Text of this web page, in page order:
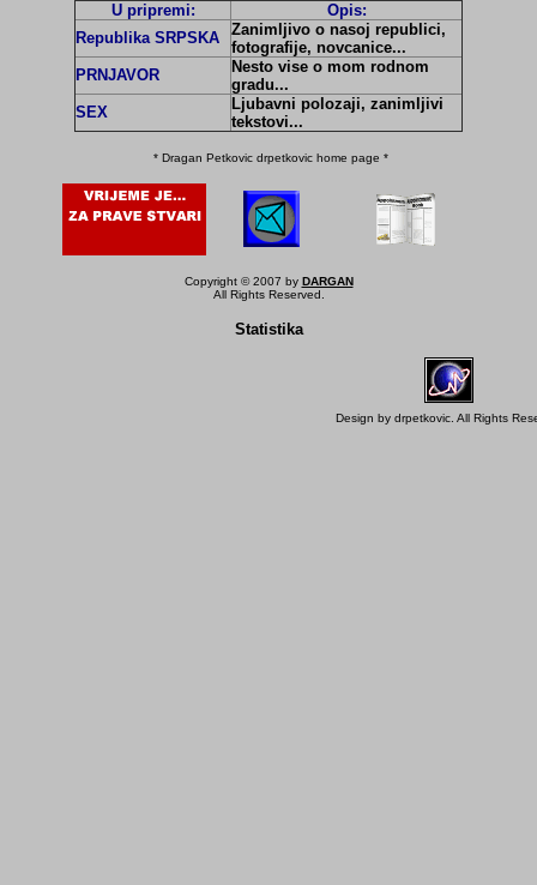
U pripremi:
Opis:
Republika SRPSKA
Zanimljivo o nasoj republici,
fotografije, novcanice...
PRNJAVOR
Nesto vise o mom rodnom
gradu...
SEX
Ljubavni polozaji, zanimljivi
tekstovi...
* Dragan Petkovic drpetkovic home page *
Copyright © 2007 by DARGAN
All Rights Reserved.
Statistika
Design by drpetkovic. All Rights